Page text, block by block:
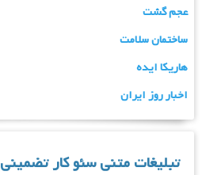
عجم گشت
ساختمان سلامت
هاریکا ایده
اخبار روز ایران
تبلیغات متنی سئو کار تضمینی